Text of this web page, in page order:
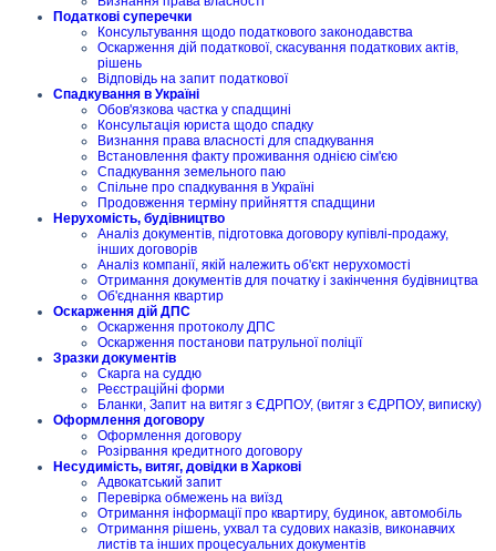
Податкові суперечки
Консультування щодо податкового законодавства
Оскарження дій податкової, скасування податкових актів,
рішень
Відповідь на запит податкової
Спадкування в Україні
Обов'язкова частка у спадщині
Консультація юриста щодо спадку
Визнання права власності для спадкування
Встановлення факту проживання однією сім'єю
Спадкування земельного паю
Спільне про спадкування в Україні
Продовження терміну прийняття спадщини
Нерухомість, будівництво
Аналіз документів, підготовка договору купівлі-продажу,
інших договорів
Аналіз компанії, якій належить об'єкт нерухомості
Отримання документів для початку і закінчення будівництва
Об'єднання квартир
Оскарження дій ДПС
Оскарження протоколу ДПС
Оскарження постанови патрульної поліції
Зразки документів
Скарга на суддю
Реєстраційні форми
Бланки, Запит на витяг з ЄДРПОУ, (витяг з ЄДРПОУ, виписку)
Оформлення договору
Оформлення договору
Розірвання кредитного договору
Несудимість, витяг, довідки в Харкові
Адвокатський запит
Перевірка обмежень на виїзд
Отримання інформації про квартиру, будинок, автомобіль
Отримання рішень, ухвал та судових наказів, виконавчих
листів та інших процесуальних документів